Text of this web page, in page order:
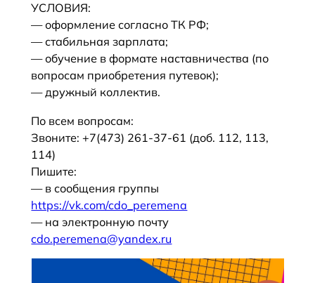
УСЛОВИЯ:
— оформление согласно ТК РФ;
— стабильная зарплата;
— обучение в формате наставничества (по
вопросам приобретения путевок);
— дружный коллектив.
По всем вопросам:
Звоните: +7(473) 261-37-61 (доб. 112, 113,
114)
Пишите:
— в сообщения группы
https://vk.com/cdo_peremena
— на электронную почту
cdo.peremena@yandex.ru